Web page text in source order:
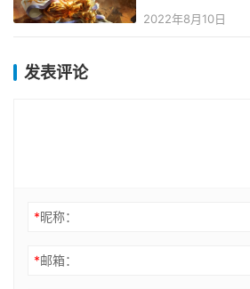
2022年8月10日
发表评论
*昵称：
*邮箱：